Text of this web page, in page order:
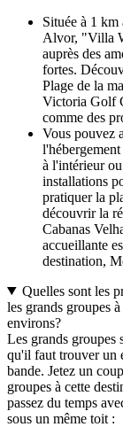
Située à 1 km
Alvor, "Villa
auprès des
fortes.
Plage de la
Victoria Golf
comme des
Vous pouvez
à l'intérieur
installations
pratiquer la
découvrir la
Cabanas
accueillante
destination,
Quelles sont les
les grands groupes
environs?
Les grands groupes
qu'il faut trouver un
bande. Jetez un
groupes à cette
passez du temps
sous un même toit :